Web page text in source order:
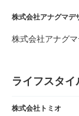
株式会社アナグマデ
株式会社アナグ
ライフスタイ
株式会社トミオ